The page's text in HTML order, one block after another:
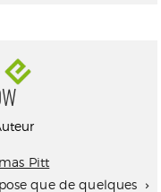
Pitt
que de quelques